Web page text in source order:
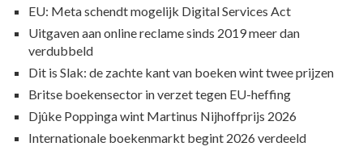
EU: Meta schendt mogelijk Digital Services Act
Uitgaven aan online reclame sinds 2019 meer dan
verdubbeld
Dit is Slak: de zachte kant van boeken wint twee prijzen
Britse boekensector in verzet tegen EU-heffing
Djûke Poppinga wint Martinus Nijhoffprijs 2026
Internationale boekenmarkt begint 2026 verdeeld